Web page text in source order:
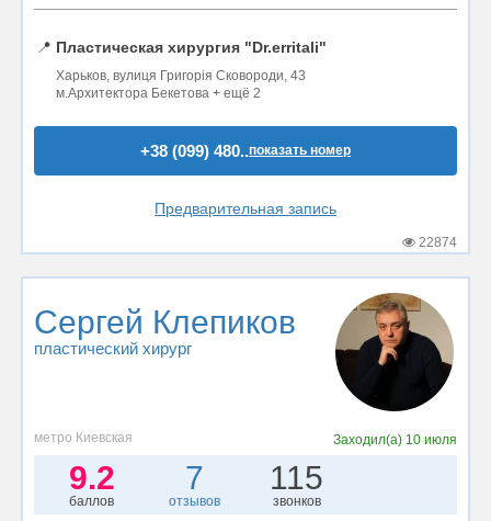
📍 Пластическая хирургия "Dr.erritali"
Харьков, вулиця Григорія Сковороди, 43
м.Архитектора Бекетова + ещё 2
+38 (099) 480..показать номер
Предварительная запись
22874
Сергей Клепиков
пластический хирург
метро Киевская Заходил(а) 10 июля
9.2
баллов
7
отзывов
115
звонков